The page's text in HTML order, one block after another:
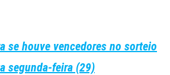
se houve vencedores no sorteio
segunda-feira (29)